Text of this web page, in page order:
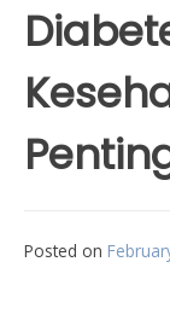
Posted on